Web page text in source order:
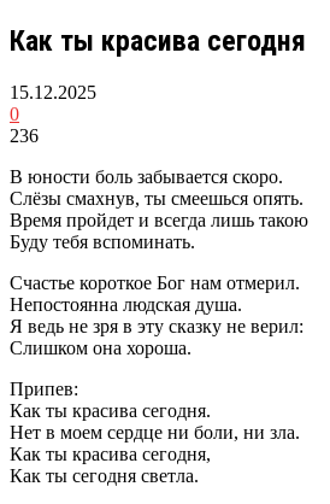
Как ты красива сегодня
15.12.2025
0
236
В юности боль забывается скоро.
Слёзы смахнув, ты смеешься опять.
Время пройдет и всегда лишь такою
Буду тебя вспоминать.
Счастье короткое Бог нам отмерил.
Непостоянна людская душа.
Я ведь не зря в эту сказку не верил:
Слишком она хороша.
Припев:
Как ты красива сегодня.
Нет в моем сердце ни боли, ни зла.
Как ты красива сегодня,
Как ты сегодня светла.